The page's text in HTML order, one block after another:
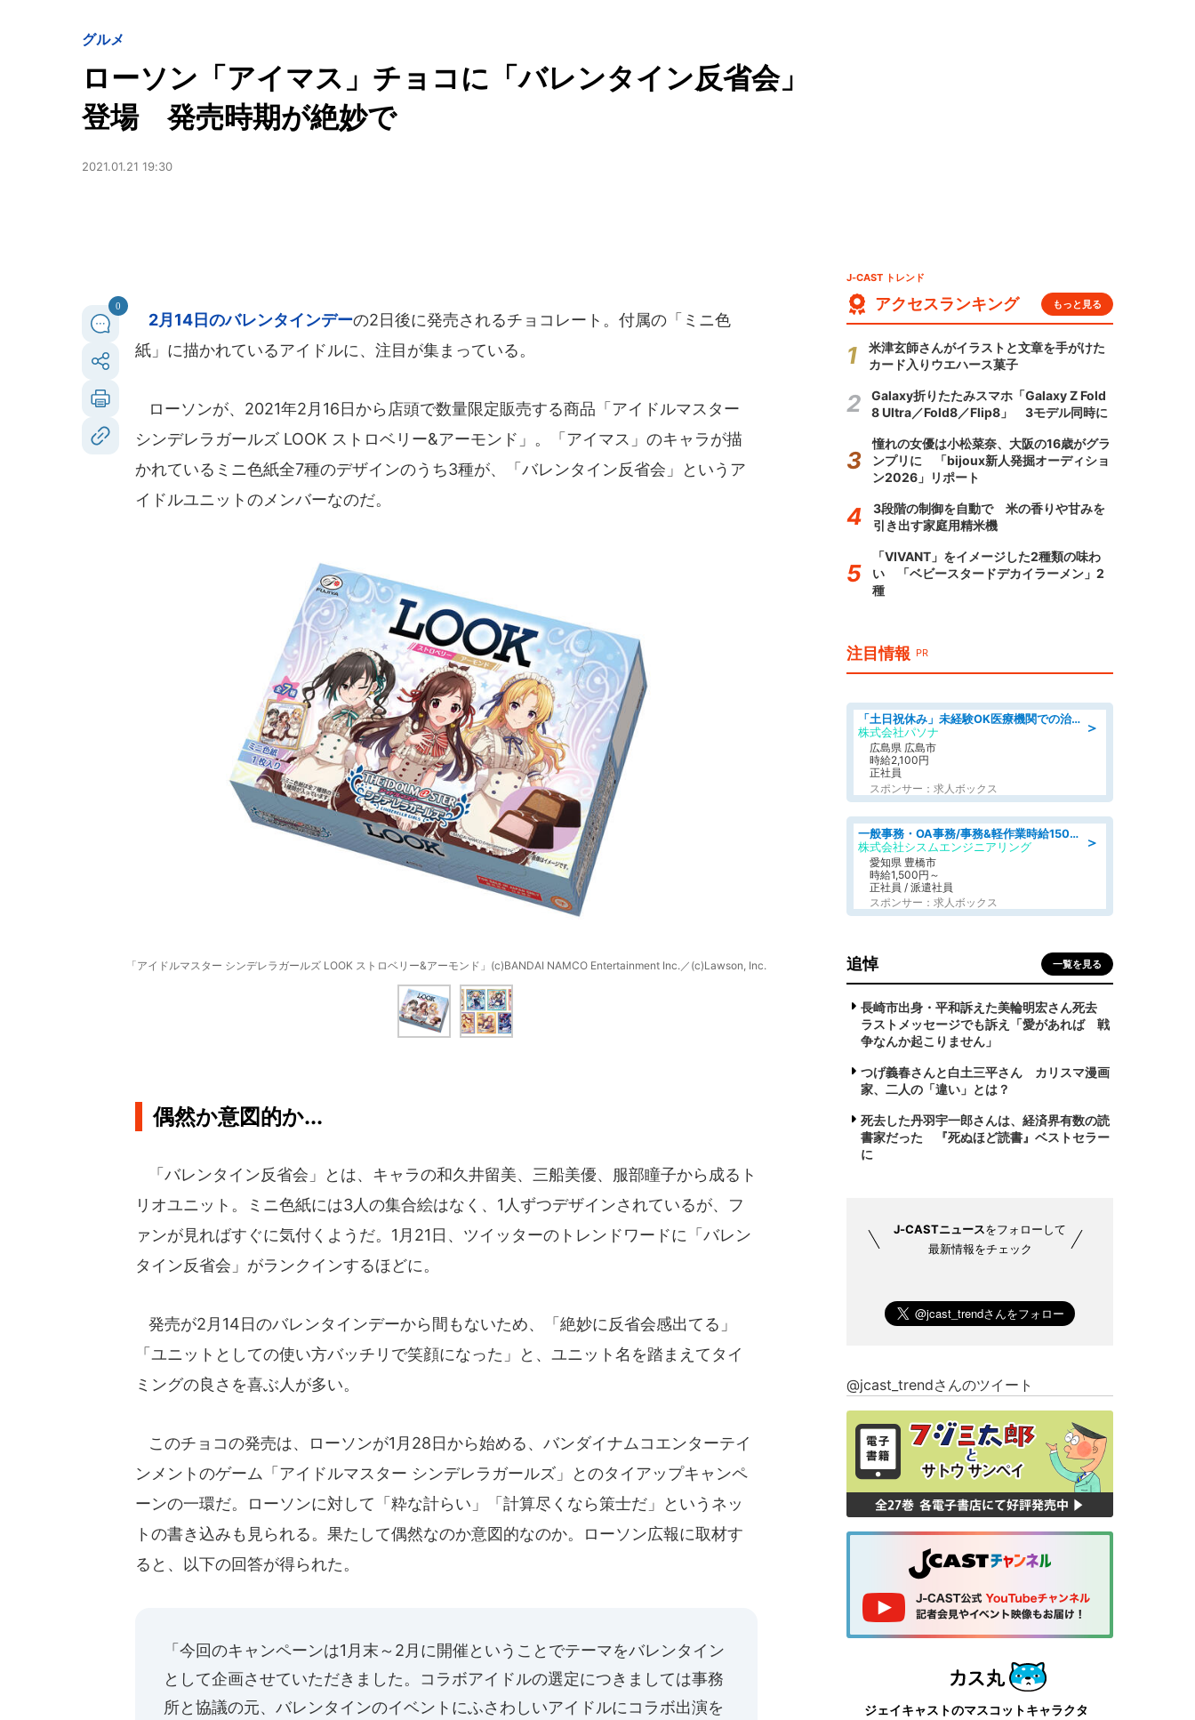
グルメ
ローソン「アイマス」チョコに「バレンタイン反省会」
登場 発売時期が絶妙で
2021.01.21 19:30
0
2月14日のバレンタインデーの2日後に発売されるチョコレート。付属の「ミニ色
紙」に描かれているアイドルに、注目が集まっている。
ローソンが、2021年2月16日から店頭で数量限定販売する商品「アイドルマスター
シンデレラガールズ LOOK ストロベリー&アーモンド」。「アイマス」のキャラが描
かれているミニ色紙全7種のデザインのうち3種が、「バレンタイン反省会」というア
イドルユニットのメンバーなのだ。
「アイドルマスター シンデレラガールズ LOOK ストロベリー&アーモンド」(c)BANDAI NAMCO Entertainment Inc.／(c)Lawson, Inc.
偶然か意図的か...
「バレンタイン反省会」とは、キャラの和久井留美、三船美優、服部瞳子から成るト
リオユニット。ミニ色紙には3人の集合絵はなく、1人ずつデザインされているが、フ
ァンが見ればすぐに気付くようだ。1月21日、ツイッターのトレンドワードに「バレン
タイン反省会」がランクインするほどに。
発売が2月14日のバレンタインデーから間もないため、「絶妙に反省会感出てる」
「ユニットとしての使い方バッチリで笑顔になった」と、ユニット名を踏まえてタイ
ミングの良さを喜ぶ人が多い。
このチョコの発売は、ローソンが1月28日から始める、バンダイナムコエンターテイ
ンメントのゲーム「アイドルマスター シンデレラガールズ」とのタイアップキャンペ
ーンの一環だ。ローソンに対して「粋な計らい」「計算尽くなら策士だ」というネッ
トの書き込みも見られる。果たして偶然なのか意図的なのか。ローソン広報に取材す
ると、以下の回答が得られた。
「今回のキャンペーンは1月末～2月に開催ということでテーマをバレンタイン
として企画させていただきました。コラボアイドルの選定につきましては事務
所と協議の元、バレンタインのイベントにふさわしいアイドルにコラボ出演を
J-CAST トレンド
アクセスランキング もっと見る
米津玄師さんがイラストと文章を手がけた
カード入りウエハース菓子
Galaxy折りたたみスマホ「Galaxy Z Fold
8 Ultra／Fold8／Flip8」 3モデル同時に
憧れの女優は小松菜奈、大阪の16歳がグラ
ンプリに 「bijoux新人発掘オーディショ
ン2026」リポート
3段階の制御を自動で 米の香りや甘みを
引き出す家庭用精米機
「VIVANT」をイメージした2種類の味わ
い 「ベビースタードデカイラーメン」2
種
注目情報 PR
＞
「土日祝休み」未経験OK医療機関での治験コーディネーターのお仕事
株式会社パソナ
広島県 広島市
時給2,100円
正社員
スポンサー：求人ボックス
＞
一般事務・OA事務/事務&軽作業時給1500円土日祝休み各種社保完備
株式会社シスムエンジニアリング
愛知県 豊橋市
時給1,500円～
正社員 / 派遣社員
スポンサー：求人ボックス
追悼 一覧を見る
長崎市出身・平和訴えた美輪明宏さん死去
ラストメッセージでも訴え「愛があれば 戦
争なんか起こりません」
つげ義春さんと白土三平さん カリスマ漫画
家、二人の「違い」とは？
死去した丹羽宇一郎さんは、経済界有数の読
書家だった 『死ぬほど読書』ベストセラー
に
J-CASTニュースをフォローして
最新情報をチェック
@jcast_trendさんのツイート
ジェイキャストのマスコットキャラクタ